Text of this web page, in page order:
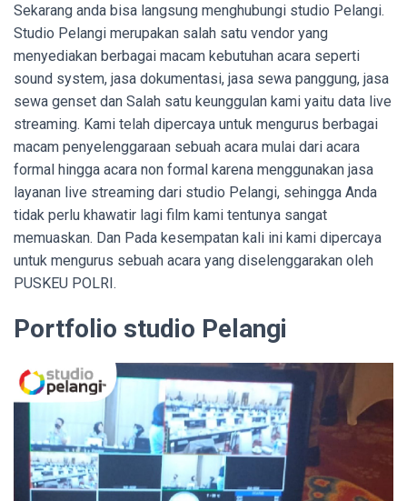
Sekarang anda bisa langsung menghubungi studio Pelangi.
Studio Pelangi merupakan salah satu vendor yang
menyediakan berbagai macam kebutuhan acara seperti
sound system, jasa dokumentasi, jasa sewa panggung, jasa
sewa genset dan Salah satu keunggulan kami yaitu data live
streaming. Kami telah dipercaya untuk mengurus berbagai
macam penyelenggaraan sebuah acara mulai dari acara
formal hingga acara non formal karena menggunakan jasa
layanan live streaming dari studio Pelangi, sehingga Anda
tidak perlu khawatir lagi film kami tentunya sangat
memuaskan. Dan Pada kesempatan kali ini kami dipercaya
untuk mengurus sebuah acara yang diselenggarakan oleh
PUSKEU POLRI.
Portfolio studio Pelangi